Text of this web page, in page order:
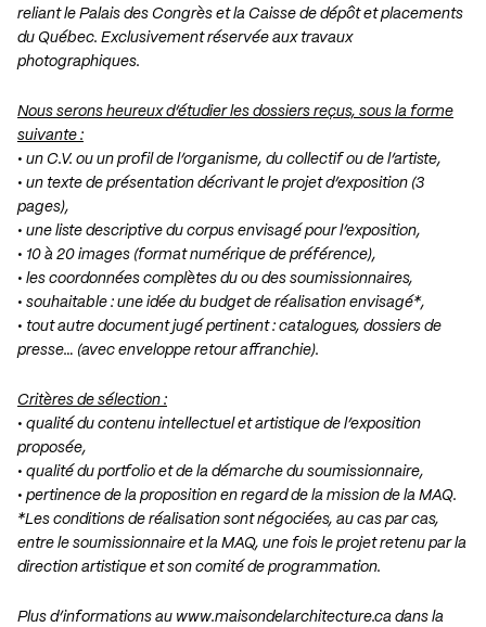
reliant le Palais des Congrès et la Caisse de dépôt et placements
du Québec. Exclusivement réservée aux travaux
photographiques.
Nous serons heureux d’étudier les dossiers reçus, sous la forme
suivante :
• un C.V. ou un profil de l’organisme, du collectif ou de l’artiste,
• un texte de présentation décrivant le projet d’exposition (3
pages),
• une liste descriptive du corpus envisagé pour l’exposition,
• 10 à 20 images (format numérique de préférence),
• les coordonnées complètes du ou des soumissionnaires,
• souhaitable : une idée du budget de réalisation envisagé*,
• tout autre document jugé pertinent : catalogues, dossiers de
presse… (avec enveloppe retour affranchie).
Critères de sélection :
• qualité du contenu intellectuel et artistique de l’exposition
proposée,
• qualité du portfolio et de la démarche du soumissionnaire,
• pertinence de la proposition en regard de la mission de la MAQ.
*Les conditions de réalisation sont négociées, au cas par cas,
entre le soumissionnaire et la MAQ, une fois le projet retenu par la
direction artistique et son comité de programmation.
Plus d’informations au www.maisondelarchitecture.ca dans la